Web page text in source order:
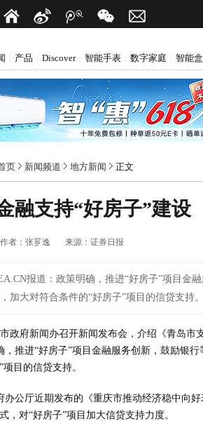
产品 Discover 智能手表 数字家庭 智能
页 新闻频道 地方新闻 正文
融支持“好房子”建设
作者： 张芗逸 来源： 证券日报
报道： 政策明确，推进“好房子”项目金
加大对符合条件的“好房子”项目的信贷支持。
政府新闻办召开新闻发布会，介绍《青岛市
，推进“好房子”项目金融服务创新，鼓励银
目的信贷支持。
办公厅近期发布的《重庆市推动经济稳中向
，对“好房子”项目加大信贷支持力度。